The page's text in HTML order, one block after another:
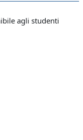
agli studenti